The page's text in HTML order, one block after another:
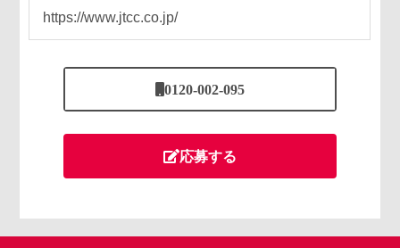
https://www.jtcc.co.jp/
0120-002-095
応募する